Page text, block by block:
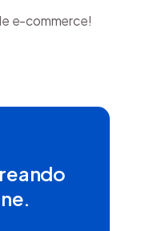
e-commerce!